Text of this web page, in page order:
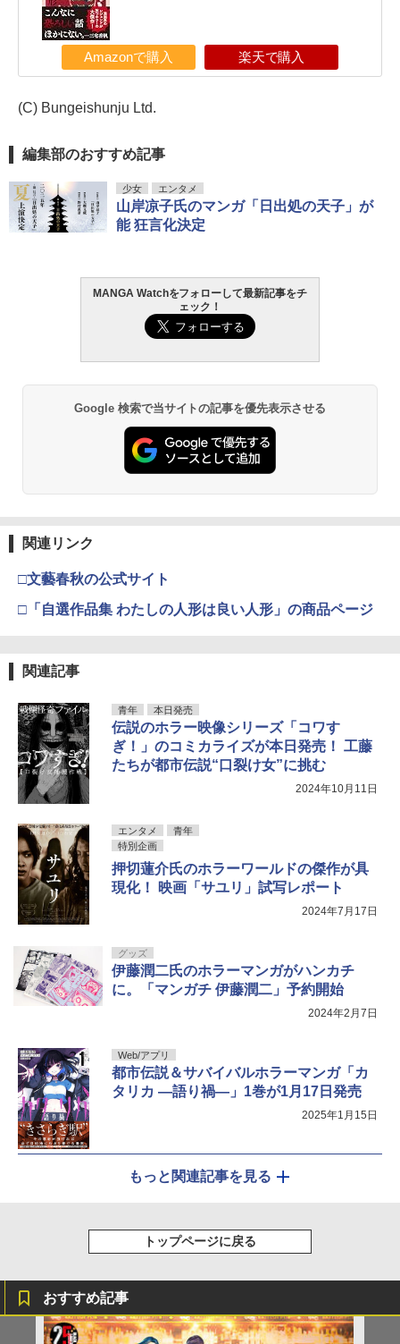
Amazonで購入 楽天で購入
(C) Bungeishunju Ltd.
編集部のおすすめ記事
少女 エンタメ
山岸凉子氏のマンガ「日出処の天子」が
能 狂言化決定
MANGA Watchをフォローして最新記事をチ
ェック！
Google 検索で当サイトの記事を優先表示させる
関連リンク
□文藝春秋の公式サイト
□「自選作品集 わたしの人形は良い人形」の商品ページ
関連記事
青年 本日発売
伝説のホラー映像シリーズ「コワす
ぎ！」のコミカライズが本日発売！ 工藤
たちが都市伝説“口裂け女”に挑む
2024年10月11日
エンタメ
青年
特別企画
押切蓮介氏のホラーワールドの傑作が具
現化！ 映画「サユリ」試写レポート
2024年7月17日
グッズ
伊藤潤二氏のホラーマンガがハンカチ
に。「マンガチ 伊藤潤二」予約開始
2024年2月7日
Web/アプリ
都市伝説＆サバイバルホラーマンガ「カ
タリカ ―語り禍―」1巻が1月17日発売
2025年1月15日
もっと関連記事を見る
トップページに戻る
おすすめ記事